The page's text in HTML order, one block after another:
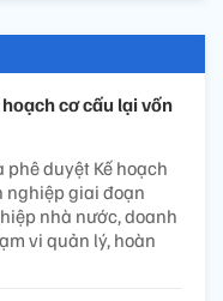
cơ cấu lại vốn
duyệt Kế hoạch
nghiệp giai đoạn
nhà nước, doanh
vi quản lý, hoàn